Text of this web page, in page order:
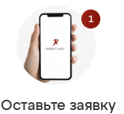
Оставьте заявку